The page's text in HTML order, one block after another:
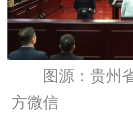
图源：贵州
方微信